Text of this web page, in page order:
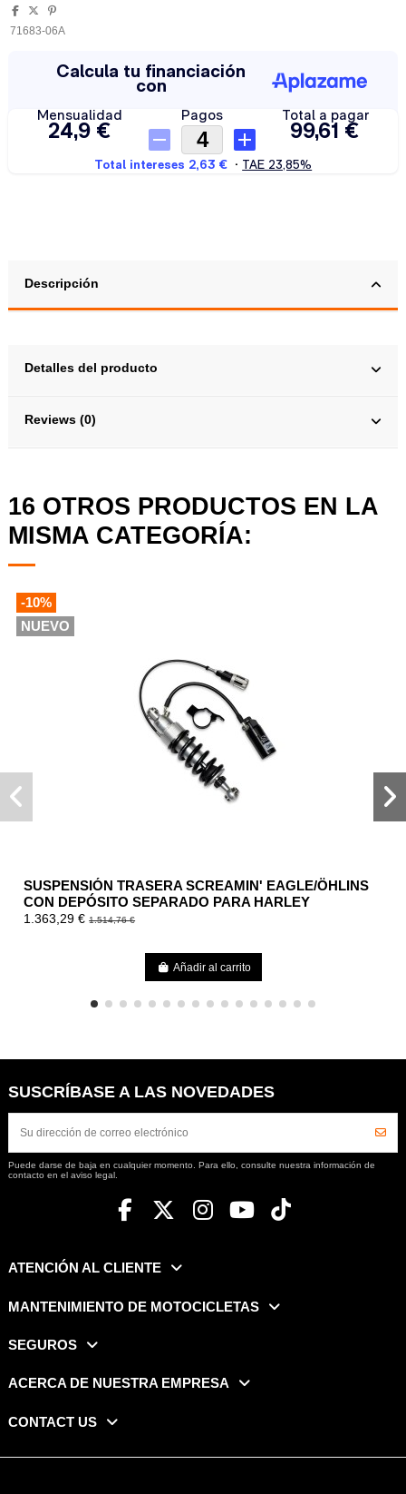
71683-06A
Descripción
Detalles del producto
Reviews (0)
16 OTROS PRODUCTOS EN LA
MISMA CATEGORÍA:
-10%
NUEVO
SUSPENSIÓN TRASERA SCREAMIN' EAGLE/ÖHLINS
CON DEPÓSITO SEPARADO PARA HARLEY
DAVIDSON...
1.363,29 €1.514,76 €
Añadir al carrito
SUSCRÍBASE A LAS NOVEDADES
Puede darse de baja en cualquier momento. Para ello, consulte nuestra información de
contacto en el aviso legal.
ATENCIÓN AL CLIENTE
MANTENIMIENTO DE MOTOCICLETAS
SEGUROS
ACERCA DE NUESTRA EMPRESA
CONTACT US